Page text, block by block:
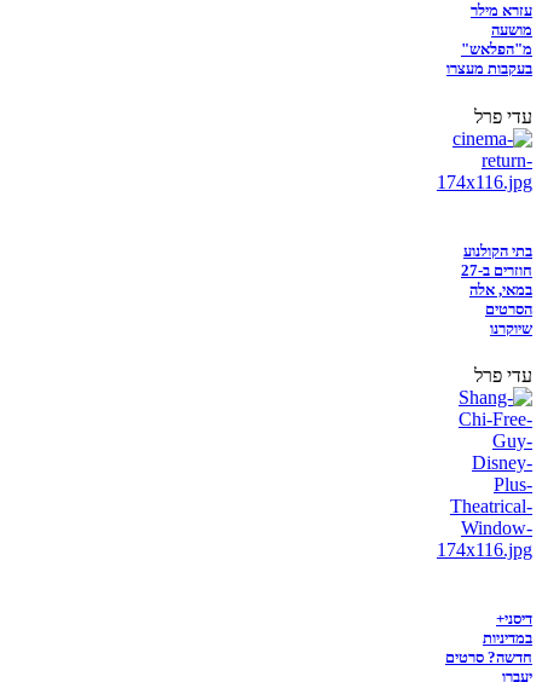
עזרא מילר
מושעה
מ"הפלאש"
בעקבות מעצרו
עדי פרל
בתי הקולנוע
חוזרים ב-27
במאי, אלה
הסרטים
שיוקרנו
עדי פרל
דיסני+
במדיניות
חדשה? סרטים
יעברו